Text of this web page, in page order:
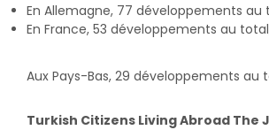
En Allemagne, 77 développements
En France, 53 développements au
Aux Pays-Bas, 29 développements au
Turkish Citizens Living Abroad The